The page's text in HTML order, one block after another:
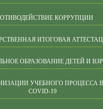
КОРРУПЦИИ
ИТОГОВАЯ
ОБРАЗОВАНИЕ ДЕТЕЙ И
УЧЕБНОГО ПРОЦЕССА
COVID-19